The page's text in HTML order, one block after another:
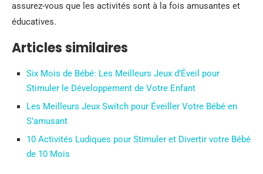
assurez-vous que les activités sont à la fois amusantes et
éducatives.
Articles similaires
Six Mois de Bébé: Les Meilleurs Jeux d’Éveil pour
Stimuler le Développement de Votre Enfant
Les Meilleurs Jeux Switch pour Éveiller Votre Bébé en
S’amusant
10 Activités Ludiques pour Stimuler et Divertir votre Bébé
de 10 Mois